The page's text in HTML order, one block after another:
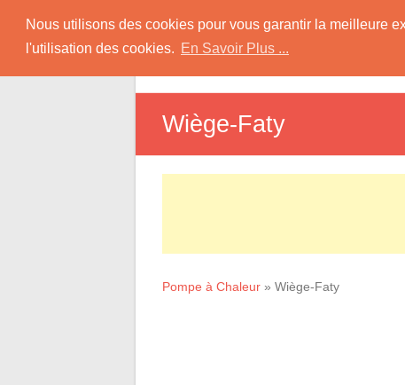
Nous utilisons des cookies pour vous garantir la meilleure
l'utilisation des cookies. En Savoir Plus ...
content
Pompe à Chaleur
Informations sur les Pompes à Chaleur
Wiège-Faty
Pompe à Chaleur » Wiège-Faty